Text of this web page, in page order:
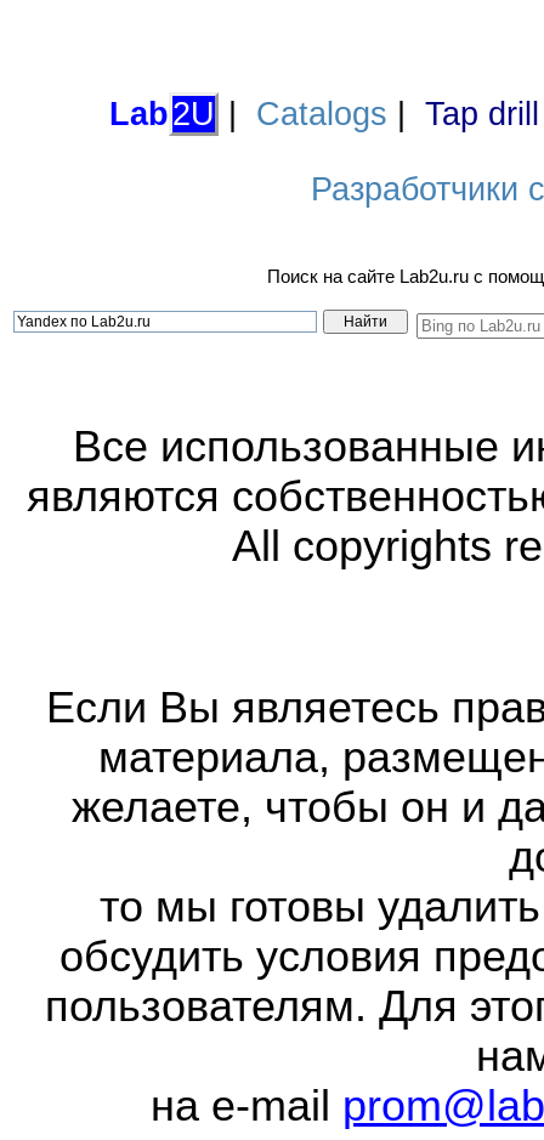
Lab2U Catalogs Tap
Разработчики
Поиск на сайте Lab2u.ru с
Все использованные
являются
All copyrights
Если Вы являетесь
материала,
желаете, чтобы он и
то мы готовы
обсудить условия
пользователям. Для
на e-mail